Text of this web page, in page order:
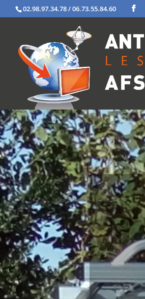
02.98.97.34.78 / 06.73.55.84.60